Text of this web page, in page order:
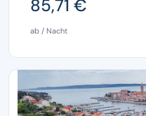
85,71 €
ab / Nacht